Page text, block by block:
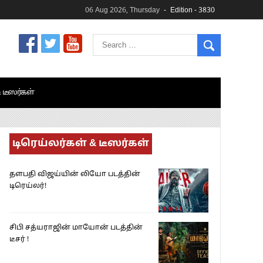
06 Aug 2026, Thursday Edition - 3830
டீஸர்கள்
டிரெய்லர்கள் & டீஸர்கள்
தளபதி விஜய்யின் லியோ படத்தின்
டிரெய்லர்!
சிபி சத்யராஜின் மாயோன் படத்தின்
டீசர் !